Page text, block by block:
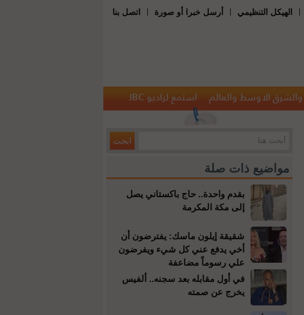
الهيكل التنظيمي أرسل خبرا أو صورة اتصل بنا
والشرق الاوسط والعالم استمع لراديو JBC
مواضيع ذات صلة
بقدم واحدة.. حاج باكستاني يصل
إلى مكة المكرمة
شقيقة إيلون ماسك: يفترضون أن
أخي يدفع عني كل شيء ويفرضون
علي رسوماً مضاعفة
في أول مقابله بعد سجنه.. ألفيس
يخرج عن صمته